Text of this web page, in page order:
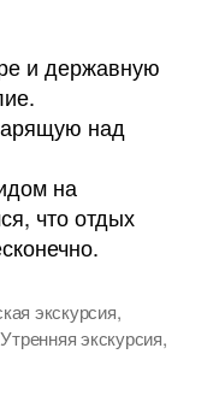
и державную
над
на
что отдых
экскурсия,
Утренняя экскурсия,